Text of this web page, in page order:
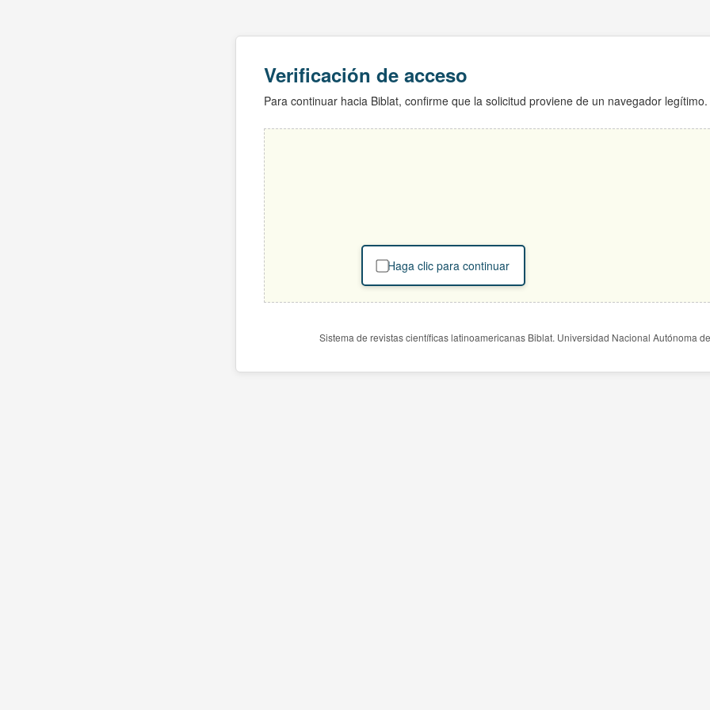
Verificación de acceso
Para continuar hacia Biblat, confirme que la solicitud proviene de un navegador legítimo.
Haga clic para continuar
Sistema de revistas científicas latinoamericanas Biblat. Universidad Nacional Autónoma